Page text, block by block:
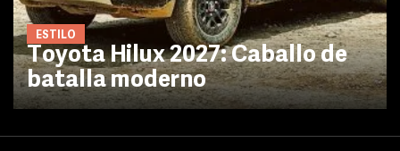
ESTILO
Toyota Hilux 2027: Caballo de
batalla moderno